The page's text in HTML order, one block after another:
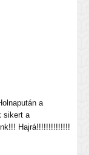
a
sikert a
Hajrá!!!!!!!!!!!!!!